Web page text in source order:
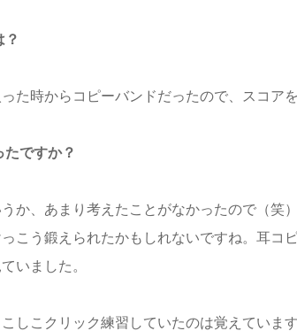
た時からコピーバンドだったので、スコア
ですか？
か、あまり考えたことがなかったので（笑
こう鍛えられたかもしれないですね。耳コ
いました。
しこクリック練習していたのは覚えていま